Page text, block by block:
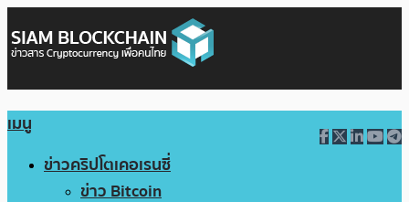
เมนู
ข่าวคริปโตเคอเรนซี่
ข่าว Bitcoin